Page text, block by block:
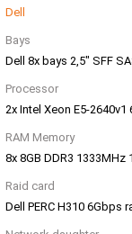
Dell
Bays
Dell 8x bays 2,5" SFF
Processor
2x Intel Xeon E5-2640v1
RAM Memory
8x 8GB DDR3 1333MHz
Raid card
Dell PERC H310 6Gbps